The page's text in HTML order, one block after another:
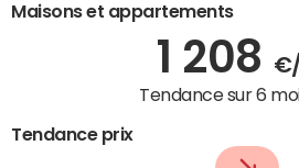
Maisons et appartements
1 208
Tendance sur 6
Tendance prix